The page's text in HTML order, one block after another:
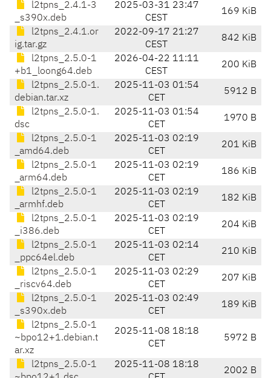
l2tpns_2.4.1-3
_s390x.deb
2025-03-31 23:47
CEST
169 KiB
l2tpns_2.4.1.or
ig.tar.gz
2022-09-17 21:27
CEST
842 KiB
l2tpns_2.5.0-1
+b1_loong64.deb
2026-04-22 11:11
CEST
200 KiB
l2tpns_2.5.0-1.
debian.tar.xz
2025-11-03 01:54
CET
5912 B
l2tpns_2.5.0-1.
dsc
2025-11-03 01:54
CET
1970 B
l2tpns_2.5.0-1
_amd64.deb
2025-11-03 02:19
CET
201 KiB
l2tpns_2.5.0-1
_arm64.deb
2025-11-03 02:19
CET
186 KiB
l2tpns_2.5.0-1
_armhf.deb
2025-11-03 02:19
CET
182 KiB
l2tpns_2.5.0-1
_i386.deb
2025-11-03 02:19
CET
204 KiB
l2tpns_2.5.0-1
_ppc64el.deb
2025-11-03 02:14
CET
210 KiB
l2tpns_2.5.0-1
_riscv64.deb
2025-11-03 02:29
CET
207 KiB
l2tpns_2.5.0-1
_s390x.deb
2025-11-03 02:49
CET
189 KiB
l2tpns_2.5.0-1
~bpo12+1.debian.t
ar.xz
2025-11-08 18:18
CET
5972 B
l2tpns_2.5.0-1
2025-11-08 18:18
2002 B